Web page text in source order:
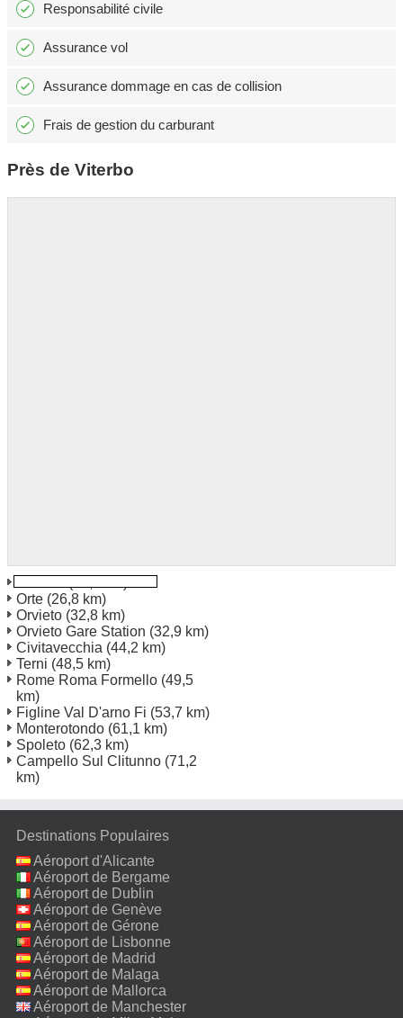
Responsabilité civile
Assurance vol
Assurance dommage en cas de collision
Frais de gestion du carburant
Près de Viterbo
Orte (26,8 km)
Orvieto (32,8 km)
Orvieto Gare Station (32,9 km)
Civitavecchia (44,2 km)
Terni (48,5 km)
Rome Roma Formello (49,5
km)
Figline Val D'arno Fi (53,7 km)
Monterotondo (61,1 km)
Spoleto (62,3 km)
Campello Sul Clitunno (71,2
km)
Destinations Populaires
Aéroport d'Alicante
Aéroport de Bergame
Aéroport de Dublin
Aéroport de Genève
Aéroport de Gérone
Aéroport de Lisbonne
Aéroport de Madrid
Aéroport de Malaga
Aéroport de Mallorca
Aéroport de Manchester